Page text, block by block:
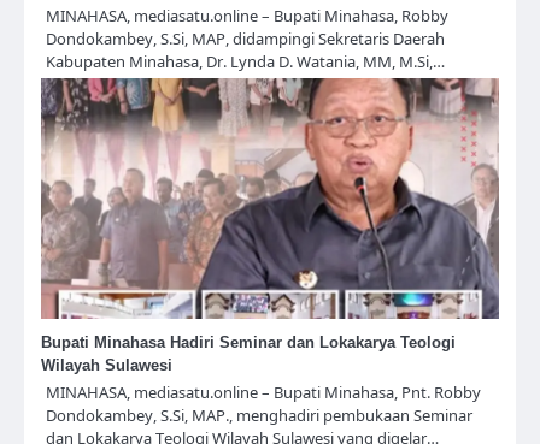
MINAHASA, mediasatu.online – Bupati Minahasa, Robby
Dondokambey, S.Si, MAP, didampingi Sekretaris Daerah
Kabupaten Minahasa, Dr. Lynda D. Watania, MM, M.Si,…
Bupati Minahasa Hadiri Seminar dan Lokakarya Teologi
Wilayah Sulawesi
MINAHASA, mediasatu.online – Bupati Minahasa, Pnt. Robby
Dondokambey, S.Si, MAP., menghadiri pembukaan Seminar
dan Lokakarya Teologi Wilayah Sulawesi yang digelar…